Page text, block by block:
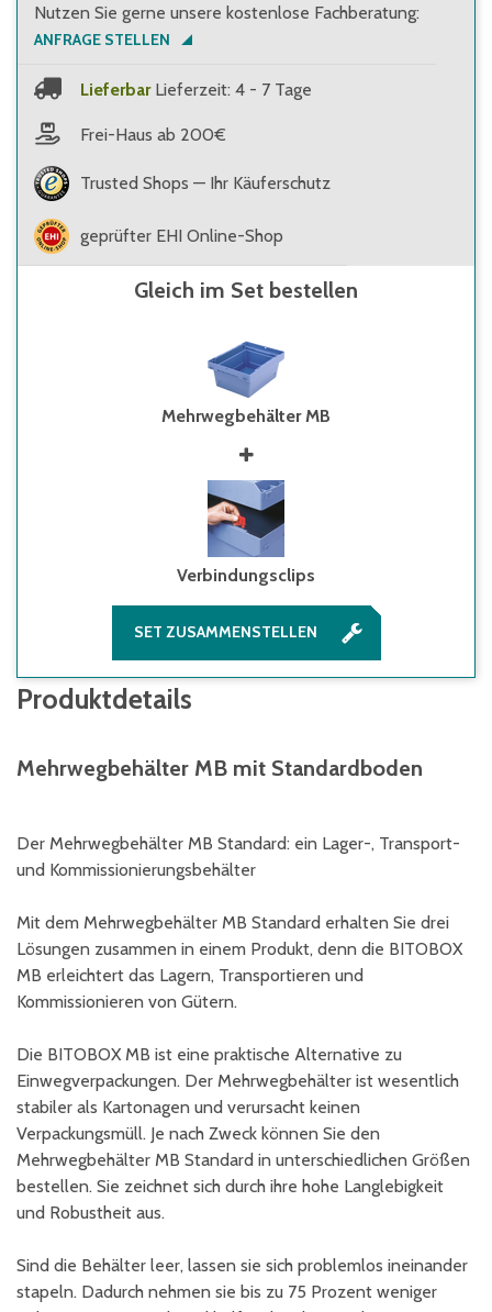
Nutzen Sie gerne unsere kostenlose Fachberatung:
ANFRAGE STELLEN
Lieferbar Lieferzeit: 4 - 7 Tage
Frei-Haus ab 200€
Trusted Shops — Ihr Käuferschutz
geprüfter EHI Online-Shop
Gleich im Set bestellen
Mehrwegbehälter MB
Verbindungsclips
SET ZUSAMMENSTELLEN
Produktdetails
Mehrwegbehälter MB mit Standardboden
Der Mehrwegbehälter MB Standard: ein Lager-, Transport-
und Kommissionierungsbehälter
Mit dem Mehrwegbehälter MB Standard erhalten Sie drei
Lösungen zusammen in einem Produkt, denn die BITOBOX
MB erleichtert das Lagern, Transportieren und
Kommissionieren von Gütern.
Die BITOBOX MB ist eine praktische Alternative zu
Einwegverpackungen. Der Mehrwegbehälter ist wesentlich
stabiler als Kartonagen und verursacht keinen
Verpackungsmüll. Je nach Zweck können Sie den
Mehrwegbehälter MB Standard in unterschiedlichen Größen
bestellen. Sie zeichnet sich durch ihre hohe Langlebigkeit
und Robustheit aus.
Sind die Behälter leer, lassen sie sich problemlos ineinander
stapeln. Dadurch nehmen sie bis zu 75 Prozent weniger